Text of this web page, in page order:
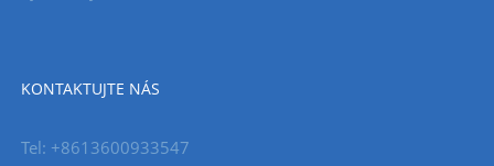
KONTAKTUJTE NÁS
Tel: +8613600933547